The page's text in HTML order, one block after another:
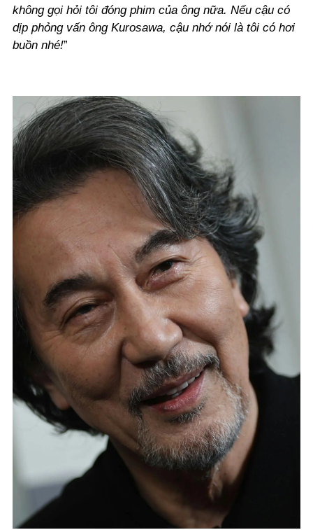
không gọi hỏi tôi đóng phim của ông nữa. Nếu cậu có
dịp phỏng vấn ông Kurosawa, cậu nhớ nói là tôi có hơi
buồn nhé!”